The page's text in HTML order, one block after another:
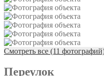
Смотреть все (11
Переулок